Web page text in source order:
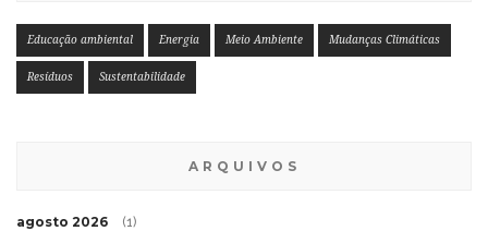
Educação ambiental Energia Meio Ambiente Mudanças Climáticas
Resíduos Sustentabilidade
ARQUIVOS
agosto 2026 (1)